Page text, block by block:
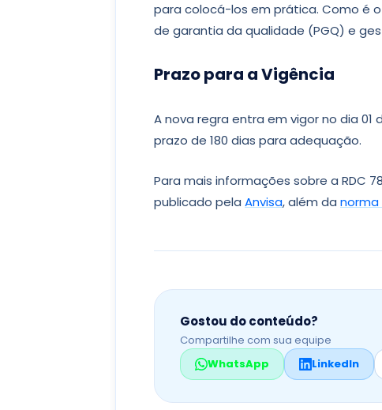
para colocá-los em prática. Como é
de garantia da qualidade (PGQ) e
Prazo para a Vigência
A nova regra entra em vigor no dia 01
prazo de 180 dias para adequação.
Para mais informações sobre a RDC
publicado pela Anvisa, além da norma
Gostou do conteúdo?
Compartilhe com sua equipe
WhatsApp
LinkedIn